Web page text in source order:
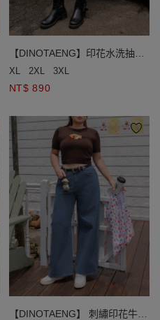
【DINOTAENG】印花水洗抽繩
休閒短褲
XL 2XL 3XL
NT$ 890
【DINOTAENG】 刺繡印花牛仔